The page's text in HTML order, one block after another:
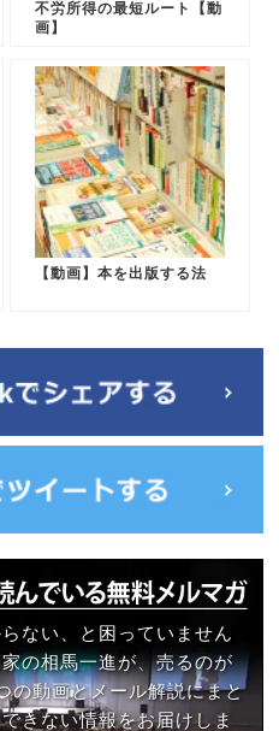
不労所得の最短ルート【動
画】
【動画】本を出版する法
ない、と困っていません
の相馬一進が、売るのが
の動画とメール解説にまと
きない情報をお届けしま